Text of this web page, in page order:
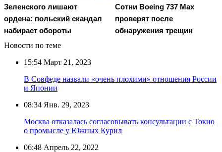
Зеленского лишают
ордена: польский скандал
набирает обороты
Сотни Boeing 737 Max
проверят после
обнаружения трещин
Новости по теме
15:54 Март 21, 2023
В Совфеде назвали «очень плохими» отношения России
и Японии
08:34 Янв. 29, 2023
Москва отказалась согласовывать консультации с Токио
о промысле у Южных Курил
06:48 Апрель 22, 2022